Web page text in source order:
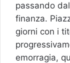
passando
finanza.
giorni con i
emorragia,